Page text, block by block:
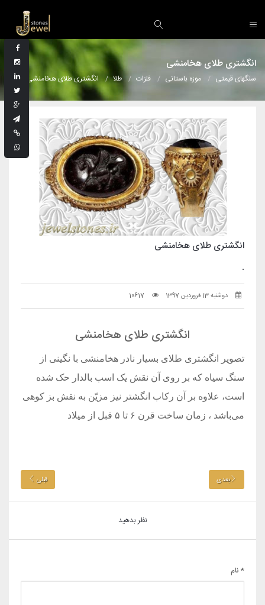
انگشتری طلای هخامنشی
سنگهای قیمتی موزه باستانی فلزات طلا انگشتری طلای هخامنشی
انگشتری طلای هخامنشی
.
دوشنبه 13 فروردین 1397 10617
انگشتری طلای هخامنشی
تصویر انگشتری طلای بسیار نادر هخامنشی با نگینی از
سنگ سیاه که بر روی آن نقش یک اسب بالدار حک شده
است، علاوه بر آن رکاب انگشتر نیز مزیّن به نقش بز کوهی
می‌باشد ، زمان ساخت قرن ۶ تا ۵ قبل از میلاد
بعدی قبلی
نظر بدهید
* نام